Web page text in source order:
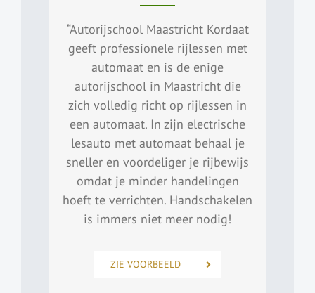
“Autorijschool Maastricht Kordaat
geeft professionele rijlessen met
automaat en is de enige
autorijschool in Maastricht die
zich volledig richt op rijlessen in
een automaat. In zijn electrische
lesauto met automaat behaal je
sneller en voordeliger je rijbewijs
omdat je minder handelingen
hoeft te verrichten. Handschakelen
is immers niet meer nodig!
ZIE VOORBEELD